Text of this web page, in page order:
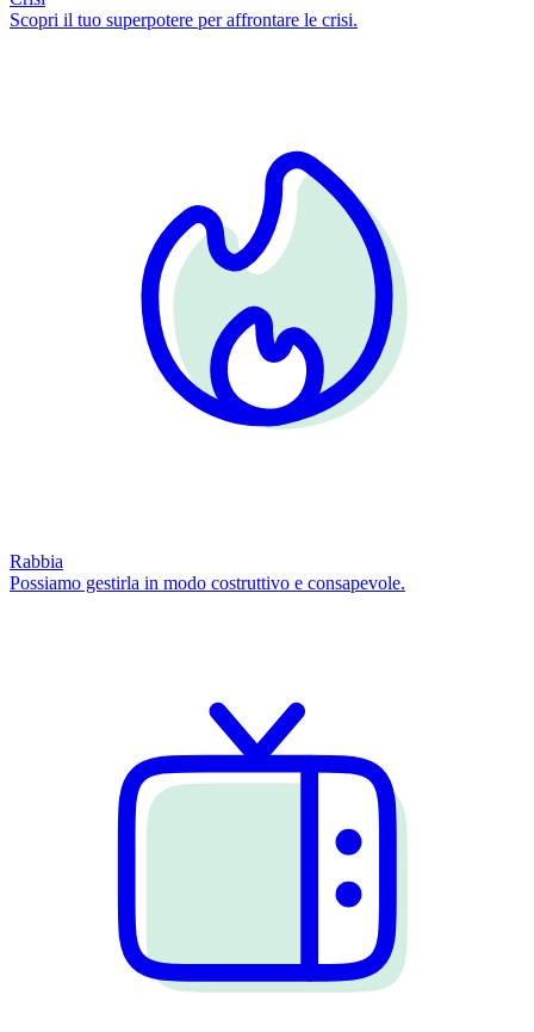
Scopri il tuo superpotere per affrontare le crisi.
Rabbia
Possiamo gestirla in modo costruttivo e consapevole.